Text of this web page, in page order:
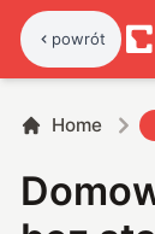
powrót
Home